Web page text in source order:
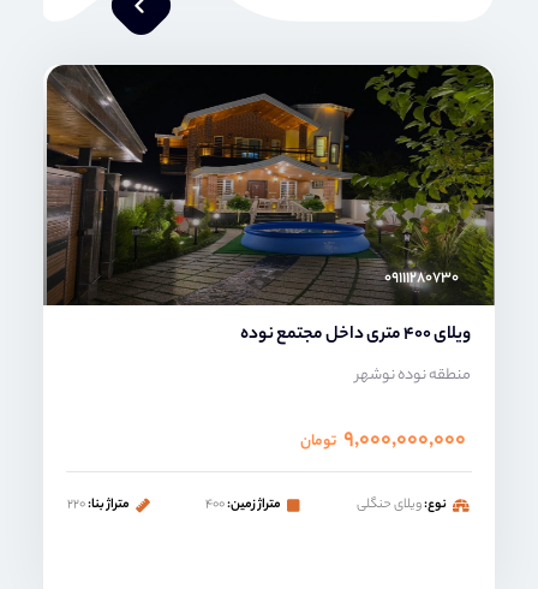
محمد صنعتی
۰۹۱۱۱۲۸۰۷۳۰
ویلای 400 متری داخل مجتمع نوده
منطقه نوده نوشهر
۹,۰۰۰,۰۰۰,۰۰۰ تومان
نوع:ویلای حنگلی متراژ زمین:۴۰۰ متراژ بنا:۲۲۰